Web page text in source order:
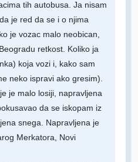
tih autobusa. Ja nisam
je red da se i o njima
je vozac malo neobican,
retkost. Koliko ja
koja vozi i, kako sam
neko ispravi ako gresim).
je malo losiji, napravljena
da se iskopam iz
snega. Napravljena je
Merkatora, Novi